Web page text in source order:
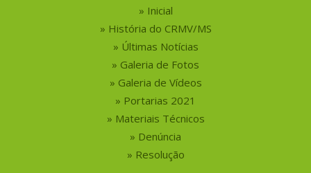
Inicial
História do CRMV/MS
Últimas Notícias
Galeria de Fotos
Galeria de Vídeos
Portarias 2021
Materiais Técnicos
Denúncia
Resolução